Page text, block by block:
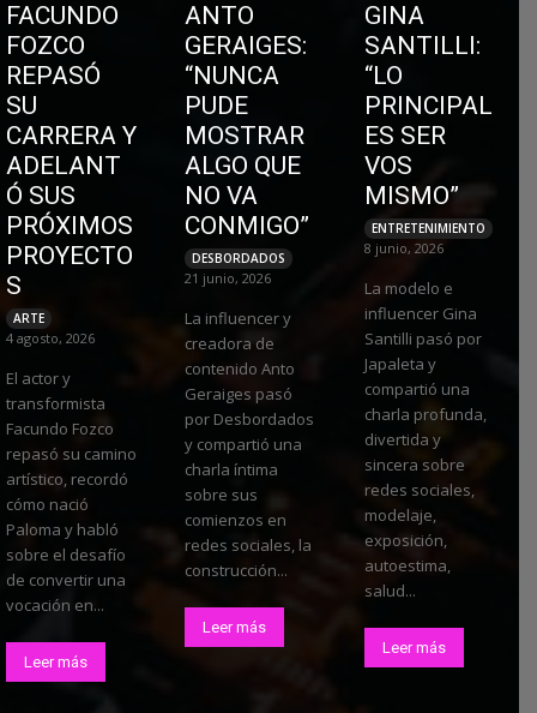
FACUNDO
FOZCO
REPASÓ
SU
CARRERA Y
ADELANT
Ó SUS
PRÓXIMOS
PROYECTO
S
ARTE
4 agosto, 2026
El actor y
transformista
Facundo Fozco
repasó su camino
artístico, recordó
cómo nació
Paloma y habló
sobre el desafío
de convertir una
vocación en...
Leer más
ANTO
GERAIGES:
“NUNCA
PUDE
MOSTRAR
ALGO QUE
NO VA
CONMIGO”
DESBORDADOS
21 junio, 2026
La influencer y
creadora de
contenido Anto
Geraiges pasó
por Desbordados
y compartió una
charla íntima
sobre sus
comienzos en
redes sociales, la
construcción...
Leer más
GINA
SANTILLI:
“LO
PRINCIPAL
ES SER
VOS
MISMO”
ENTRETENIMIENTO
8 junio, 2026
La modelo e
influencer Gina
Santilli pasó por
Japaleta y
compartió una
charla profunda,
divertida y
sincera sobre
redes sociales,
modelaje,
exposición,
autoestima,
salud...
Leer más